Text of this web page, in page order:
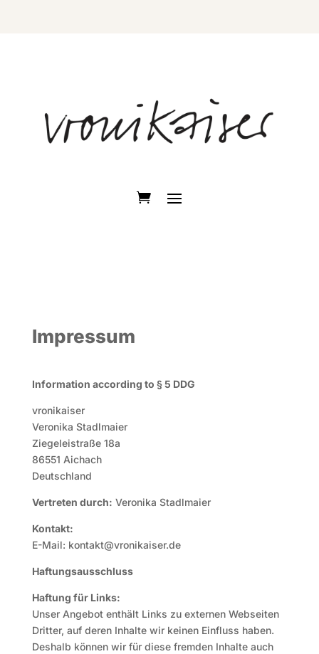
Impressum
Information according to § 5 DDG
vronikaiser
Veronika Stadlmaier
Ziegeleistraße 18a
86551 Aichach
Deutschland
Vertreten durch: Veronika Stadlmaier
Kontakt:
E-Mail: kontakt@vronikaiser.de
Haftungsausschluss
Haftung für Links:
Unser Angebot enthält Links zu externen Webseiten
Dritter, auf deren Inhalte wir keinen Einfluss haben.
Deshalb können wir für diese fremden Inhalte auch